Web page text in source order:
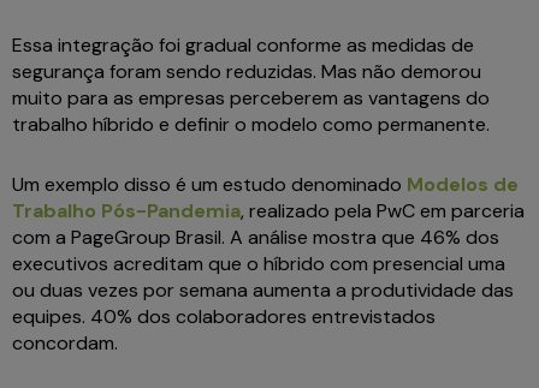
Essa integração foi gradual conforme as medidas de
segurança foram sendo reduzidas. Mas não demorou
muito para as empresas perceberem as vantagens do
trabalho híbrido e definir o modelo como permanente.
Um exemplo disso é um estudo denominado Modelos de
Trabalho Pós-Pandemia, realizado pela PwC em parceria
com a PageGroup Brasil. A análise mostra que 46% dos
executivos acreditam que o híbrido com presencial uma
ou duas vezes por semana aumenta a produtividade das
equipes. 40% dos colaboradores entrevistados
concordam.